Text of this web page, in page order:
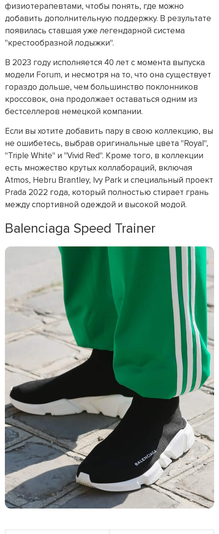
физиотерапевтами, чтобы понять, где можно
добавить дополнительную поддержку. В результате
появилась ставшая уже легендарной система
"крестообразной лодыжки".
В 2023 году исполняется 40 лет с момента выпуска
модели Forum, и несмотря на то, что она существует
гораздо дольше, чем большинство поклонников
кроссовок, она продолжает оставаться одним из
бестселлеров немецкой компании.
Если вы хотите добавить пару в свою коллекцию, вы
не ошибетесь, выбрав оригинальные цвета "Royal",
"Triple White" и "Vivid Red". Кроме того, в коллекции
есть множество крутых коллабораций, включая
Atmos, Hebru Brantley, Ivy Park и специальный проект
Prada 2022 года, который полностью стирает грань
между спортивной одеждой и высокой модой.
Balenciaga Speed Trainer